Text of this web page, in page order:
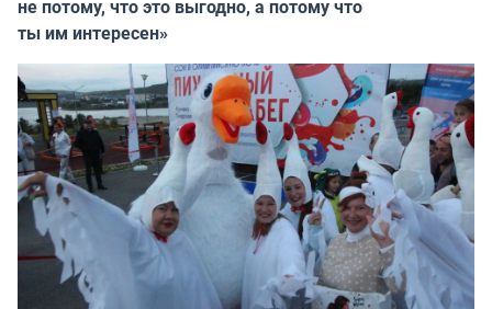
не потому, что это выгодно, а потому что
ты им интересен»